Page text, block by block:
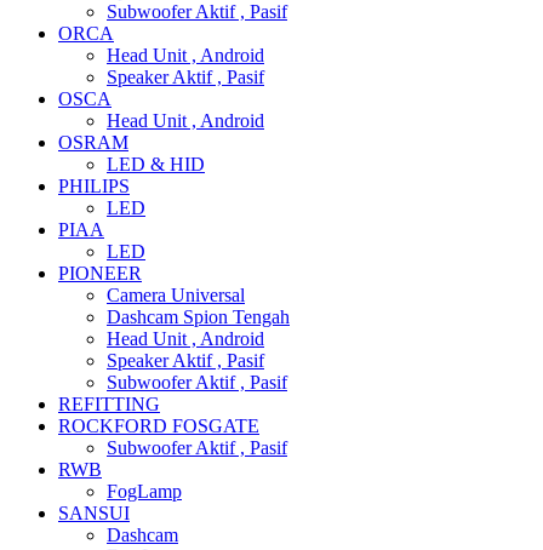
Subwoofer Aktif , Pasif
ORCA
Head Unit , Android
Speaker Aktif , Pasif
OSCA
Head Unit , Android
OSRAM
LED & HID
PHILIPS
LED
PIAA
LED
PIONEER
Camera Universal
Dashcam Spion Tengah
Head Unit , Android
Speaker Aktif , Pasif
Subwoofer Aktif , Pasif
REFITTING
ROCKFORD FOSGATE
Subwoofer Aktif , Pasif
RWB
FogLamp
SANSUI
Dashcam